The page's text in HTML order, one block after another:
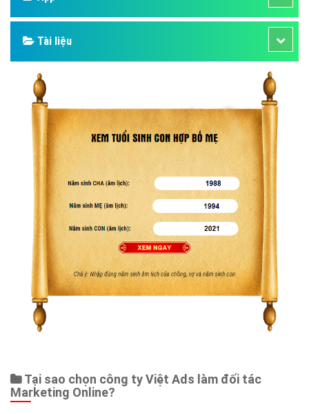
Google
Bảng giá
Web Store
Dịch vụ liên quan
Other Ads
Quảng Cáo Google
App